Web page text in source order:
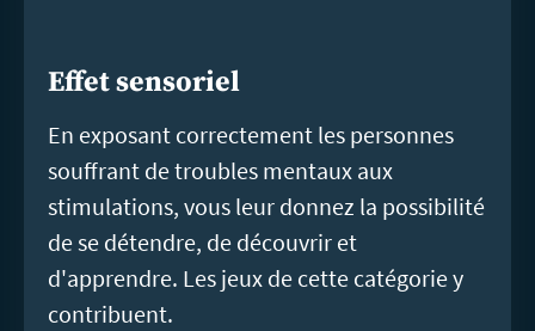
Effet sensoriel
En exposant correctement les personnes
souffrant de troubles mentaux aux
stimulations, vous leur donnez la possibilité
de se détendre, de découvrir et
d'apprendre. Les jeux de cette catégorie y
contribuent.